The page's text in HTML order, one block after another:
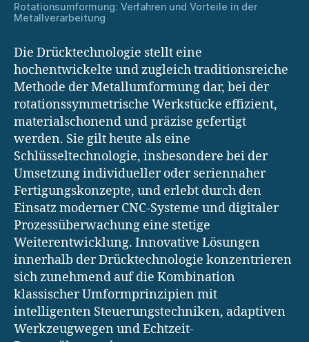
Rotationsumformung: Verfahren und Vorteile in der
Metallverarbeitung
Die Drücktechnologie stellt eine
hochentwickelte und zugleich traditionsreiche
Methode der Metallumformung dar, bei der
rotationssymmetrische Werkstücke effizient,
materialschonend und präzise gefertigt
werden. Sie gilt heute als eine
Schlüsseltechnologie, insbesondere bei der
Umsetzung individueller oder seriennaher
Fertigungskonzepte, und erlebt durch den
Einsatz moderner CNC-Systeme und digitaler
Prozessüberwachung eine stetige
Weiterentwicklung. Innovative Lösungen
innerhalb der Drücktechnologie konzentrieren
sich zunehmend auf die Kombination
klassischer Umformprinzipien mit
intelligenten Steuerungstechniken, adaptiven
Werkzeugwegen und Echtzeit-